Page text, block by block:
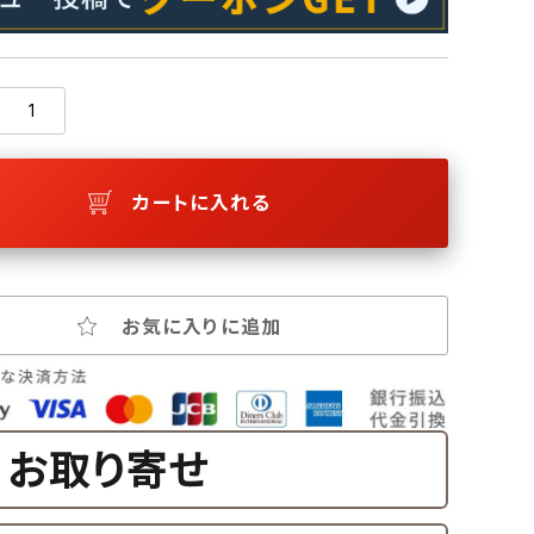
カートに入れる
お気に入りに追加
お取り寄せ